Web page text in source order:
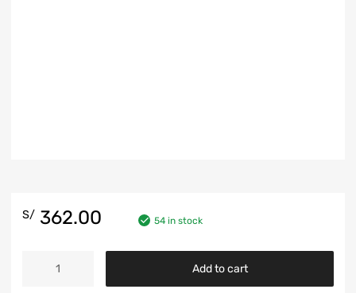
S/ 362.00 54 in stock
Add to cart